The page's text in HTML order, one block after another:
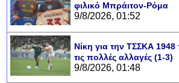
φιλικό Μπράιτον-Ρόμα
9/8/2026, 01:52
Νίκη για την ΤΣΣΚΑ
τις πολλές αλλαγές (1-3)
9/8/2026, 01:48